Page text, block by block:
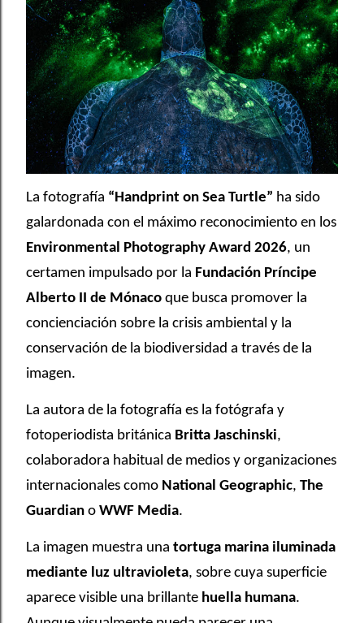
La fotografía “Handprint on Sea Turtle” ha sido
galardonada con el máximo reconocimiento en los
Environmental Photography Award 2026, un
certamen impulsado por la Fundación Príncipe
Alberto II de Mónaco que busca promover la
concienciación sobre la crisis ambiental y la
conservación de la biodiversidad a través de la
imagen.
La autora de la fotografía es la fotógrafa y
fotoperiodista británica Britta Jaschinski,
colaboradora habitual de medios y organizaciones
internacionales como National Geographic, The
Guardian o WWF Media.
La imagen muestra una tortuga marina iluminada
mediante luz ultravioleta, sobre cuya superficie
aparece visible una brillante huella humana.